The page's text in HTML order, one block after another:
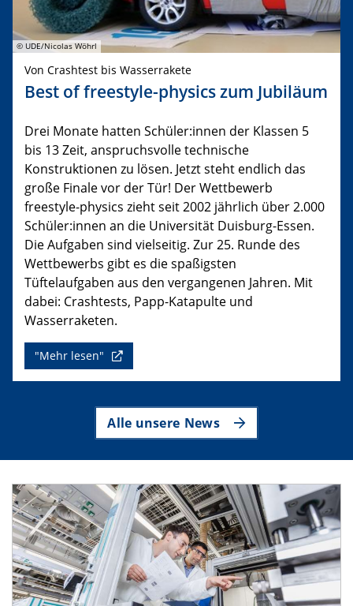
© UDE/Nicolas Wöhrl
Von Crashtest bis Wasserrakete
Best of freestyle-physics zum Jubiläum
Drei Monate hatten Schüler:innen der Klassen 5
bis 13 Zeit, anspruchsvolle technische
Konstruktionen zu lösen. Jetzt steht endlich das
große Finale vor der Tür! Der Wettbewerb
freestyle-physics zieht seit 2002 jährlich über 2.000
Schüler:innen an die Universität Duisburg-Essen.
Die Aufgaben sind vielseitig. Zur 25. Runde des
Wettbewerbs gibt es die spaßigsten
Tüftelaufgaben aus den vergangenen Jahren. Mit
dabei: Crashtests, Papp-Katapulte und
Wasserraketen.
"Mehr lesen"
Alle unsere News